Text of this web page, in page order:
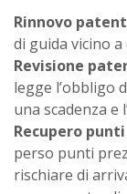
Rinnovo
di guida vicino a
Revisione
legge l’obbligo
una scadenza e
Recupero
perso punti
rischiare di